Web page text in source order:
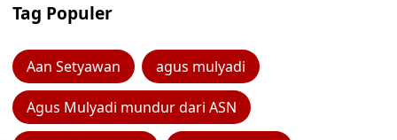
Tag Populer
Aan Setyawan agus mulyadi
Agus Mulyadi mundur dari ASN